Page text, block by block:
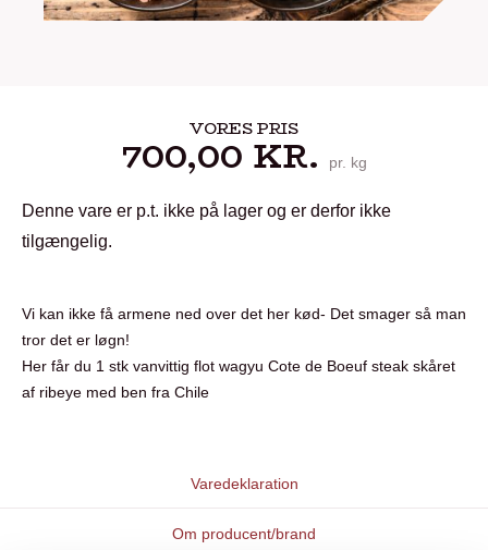
VORES PRIS
700,00 KR. pr. kg
Denne vare er p.t. ikke på lager og er derfor ikke
tilgængelig.
Vi kan ikke få armene ned over det her kød- Det smager så man
tror det er løgn!
Her får du 1 stk vanvittig flot wagyu Cote de Boeuf steak skåret
af ribeye med ben fra Chile
Varedeklaration
Om producent/brand